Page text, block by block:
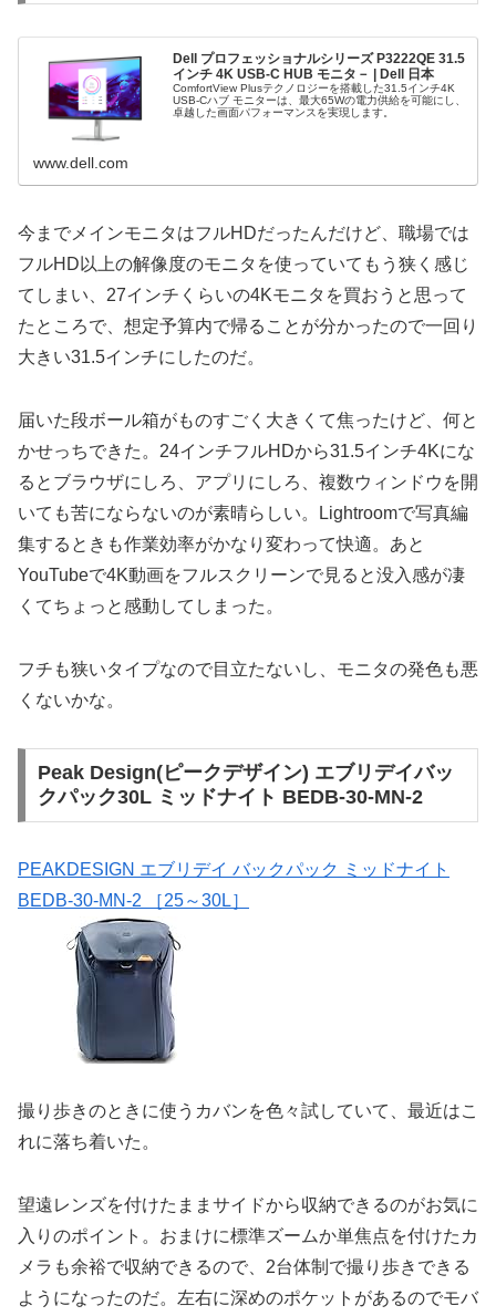
Dell プロフェッショナルシリーズ P3222QE 31.5
インチ 4K USB-C HUB モニタ－ | Dell 日本
ComfortView Plusテクノロジーを搭載した31.5インチ4K
USB-Cハブ モニターは、最大65Wの電力供給を可能にし、
卓越した画面パフォーマンスを実現します。
www.dell.com
今までメインモニタはフルHDだったんだけど、職場では
フルHD以上の解像度のモニタを使っていてもう狭く感じ
てしまい、27インチくらいの4Kモニタを買おうと思って
たところで、想定予算内で帰ることが分かったので一回り
大きい31.5インチにしたのだ。
届いた段ボール箱がものすごく大きくて焦ったけど、何と
かせっちできた。24インチフルHDから31.5インチ4Kにな
るとブラウザにしろ、アプリにしろ、複数ウィンドウを開
いても苦にならないのが素晴らしい。Lightroomで写真編
集するときも作業効率がかなり変わって快適。あと
YouTubeで4K動画をフルスクリーンで見ると没入感が凄
くてちょっと感動してしまった。
フチも狭いタイプなので目立たないし、モニタの発色も悪
くないかな。
Peak Design(ピークデザイン) エブリデイバッ
クパック30L ミッドナイト BEDB-30-MN-2
PEAKDESIGN エブリデイ バックパック ミッドナイト
BEDB-30-MN-2 ［25～30L］
撮り歩きのときに使うカバンを色々試していて、最近はこ
れに落ち着いた。
望遠レンズを付けたままサイドから収納できるのがお気に
入りのポイント。おまけに標準ズームか単焦点を付けたカ
メラも余裕で収納できるので、2台体制で撮り歩きできる
ようになったのだ。左右に深めのポケットがあるのでモバ